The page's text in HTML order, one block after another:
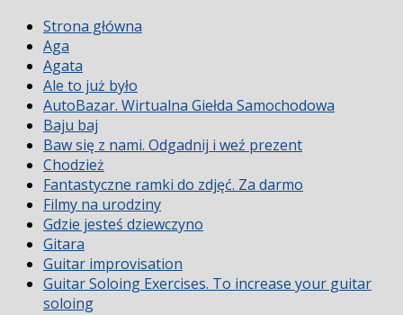
Strona główna
Aga
Agata
Ale to już było
AutoBazar. Wirtualna Giełda Samochodowa
Baju baj
Baw się z nami. Odgadnij i weź prezent
Chodzież
Fantastyczne ramki do zdjęć. Za darmo
Filmy na urodziny
Gdzie jesteś dziewczyno
Gitara
Guitar improvisation
Guitar Soloing Exercises. To increase your guitar
soloing